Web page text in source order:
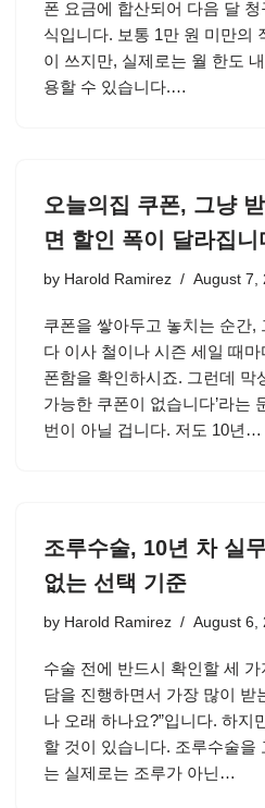
폰 요금에 합산되어 다음 달
식입니다. 보통 1만 원 미만의
이 쓰지만, 실제로는 월 한도
용할 수 있습니다.…
오늘의집 쿠폰, 그냥
면 할인 폭이 달라집니
by Harold Ramirez August 7,
쿠폰을 쌓아두고 놓치는 순간,
다 이사 철이나 시즌 세일 때
폰함을 확인하시죠. 그런데 막
가능한 쿠폰이 없습니다’라는
번이 아닐 겁니다. 저도 10년…
조루수술, 10년 차 실
없는 선택 기준
by Harold Ramirez August 6,
수술 전에 반드시 확인할 세
담을 진행하면서 가장 많이 받
나 오래 하나요?”입니다. 하지
할 것이 있습니다. 조루수술을
는 실제로는 조루가 아닌…